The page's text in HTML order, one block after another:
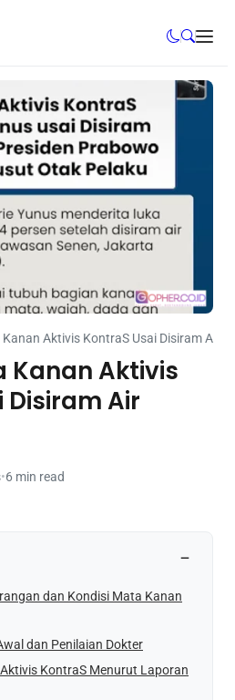
Aktivis KontraS Usai Disiram Air
Kanan Aktivis
Disiram Air
•6 min read
−
dan Kondisi Mata Kanan
dan Penilaian Dokter
KontraS Menurut Laporan